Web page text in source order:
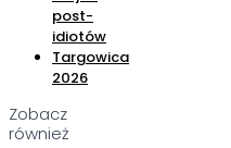
post-
idiotów
Targowica
2026
Zobacz
również